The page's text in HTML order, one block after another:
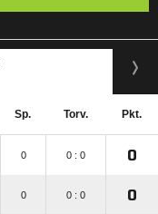
Sp. Torv. Pkt.
0 0 : 0 0
0 0 : 0 0